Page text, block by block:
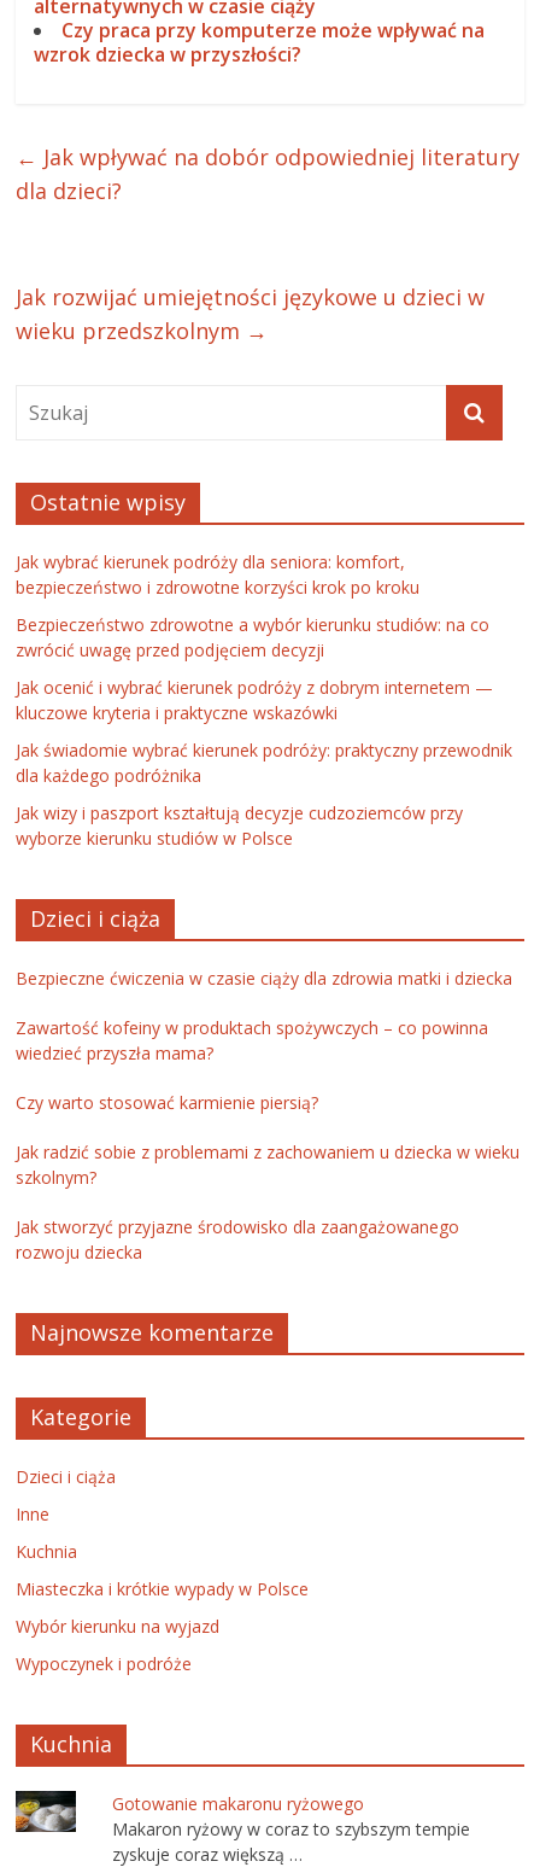
alternatywnych w czasie ciąży
Czy praca przy komputerze może wpływać na
wzrok dziecka w przyszłości?
← Jak wpływać na dobór odpowiedniej literatury
dla dzieci?
Jak rozwijać umiejętności językowe u dzieci w
wieku przedszkolnym →
Ostatnie wpisy
Jak wybrać kierunek podróży dla seniora: komfort,
bezpieczeństwo i zdrowotne korzyści krok po kroku
Bezpieczeństwo zdrowotne a wybór kierunku studiów: na co
zwrócić uwagę przed podjęciem decyzji
Jak ocenić i wybrać kierunek podróży z dobrym internetem —
kluczowe kryteria i praktyczne wskazówki
Jak świadomie wybrać kierunek podróży: praktyczny przewodnik
dla każdego podróżnika
Jak wizy i paszport kształtują decyzje cudzoziemców przy
wyborze kierunku studiów w Polsce
Dzieci i ciąża
Bezpieczne ćwiczenia w czasie ciąży dla zdrowia matki i dziecka
Zawartość kofeiny w produktach spożywczych – co powinna
wiedzieć przyszła mama?
Czy warto stosować karmienie piersią?
Jak radzić sobie z problemami z zachowaniem u dziecka w wieku
szkolnym?
Jak stworzyć przyjazne środowisko dla zaangażowanego
rozwoju dziecka
Najnowsze komentarze
Kategorie
Dzieci i ciąża
Inne
Kuchnia
Miasteczka i krótkie wypady w Polsce
Wybór kierunku na wyjazd
Wypoczynek i podróże
Kuchnia
Gotowanie makaronu ryżowego
Makaron ryżowy w coraz to szybszym tempie
zyskuje coraz większą …